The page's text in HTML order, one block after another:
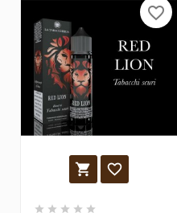
 
    
favorite_border